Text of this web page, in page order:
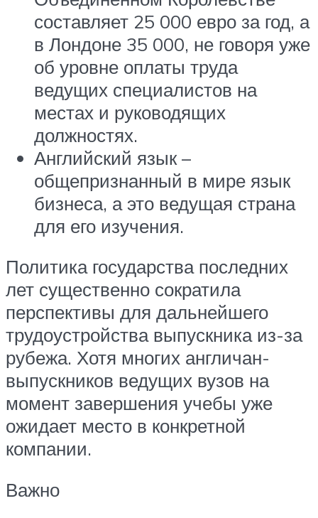
составляет 25 000 евро за год, а
в Лондоне 35 000, не говоря уже
об уровне оплаты труда
ведущих специалистов на
местах и руководящих
должностях.
Английский язык –
общепризнанный в мире язык
бизнеса, а это ведущая страна
для его изучения.
Политика государства последних
лет существенно сократила
перспективы для дальнейшего
трудоустройства выпускника из-за
рубежа. Хотя многих англичан-
выпускников ведущих вузов на
момент завершения учебы уже
ожидает место в конкретной
компании.
Важно